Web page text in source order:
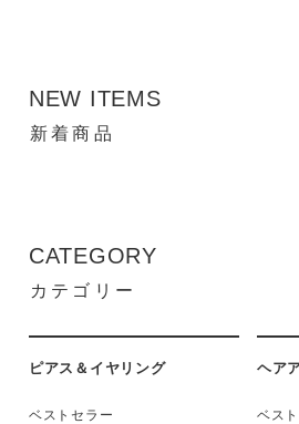
NEW ITEMS
新着商品
CATEGORY
カテゴリー
ピアス＆イヤリング
ベストセラー
ヘア
ベス